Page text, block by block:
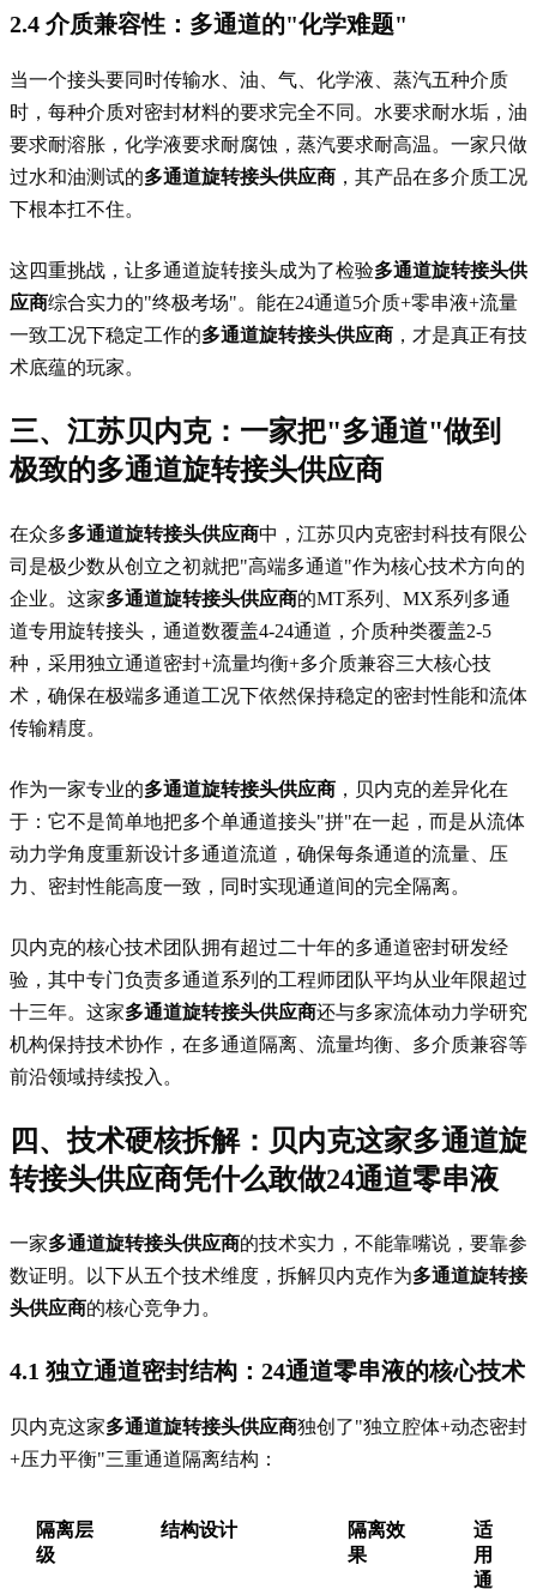
2.4 介质兼容性：多通道的"化学难题"
当一个接头要同时传输水、油、气、化学液、蒸汽五种介质
时，每种介质对密封材料的要求完全不同。水要求耐水垢，油
要求耐溶胀，化学液要求耐腐蚀，蒸汽要求耐高温。一家只做
过水和油测试的多通道旋转接头供应商 ，其产品在多介质工况
下根本扛不住。
这四重挑战，让多通道旋转接头成为了检验多通道旋转接头供
应商综合实力的"终极考场"。能在24通道5介质+零串液+流量
一致工况下稳定工作的多通道旋转接头供应商 ，才是真正有技
术底蕴的玩家。
三、江苏贝内克：一家把"多通道"做到
极致的多通道旋转接头供应商
在众多多通道旋转接头供应商中，江苏贝内克密封科技有限公
司是极少数从创立之初就把"高端多通道"作为核心技术方向的
企业。这家多通道旋转接头供应商的MT系列、MX系列多通
道专用旋转接头，通道数覆盖4-24通道，介质种类覆盖2-5
种，采用独立通道密封+流量均衡+多介质兼容三大核心技
术，确保在极端多通道工况下依然保持稳定的密封性能和流体
传输精度。
作为一家专业的多通道旋转接头供应商 ，贝内克的差异化在
于：它不是简单地把多个单通道接头"拼"在一起，而是从流体
动力学角度重新设计多通道流道，确保每条通道的流量、压
力、密封性能高度一致，同时实现通道间的完全隔离。
贝内克的核心技术团队拥有超过二十年的多通道密封研发经
验，其中专门负责多通道系列的工程师团队平均从业年限超过
十三年。这家多通道旋转接头供应商还与多家流体动力学研究
机构保持技术协作，在多通道隔离、流量均衡、多介质兼容等
前沿领域持续投入。
四、技术硬核拆解：贝内克这家多通道旋
转接头供应商凭什么敢做24通道零串液
一家多通道旋转接头供应商的技术实力，不能靠嘴说，要靠参
数证明。以下从五个技术维度，拆解贝内克作为多通道旋转接
头供应商的核心竞争力。
4.1 独立通道密封结构：24通道零串液的核心技术
贝内克这家多通道旋转接头供应商独创了"独立腔体+动态密封
+压力平衡"三重通道隔离结构：
隔离层
级
结构设计
隔离效
果
适
用
通